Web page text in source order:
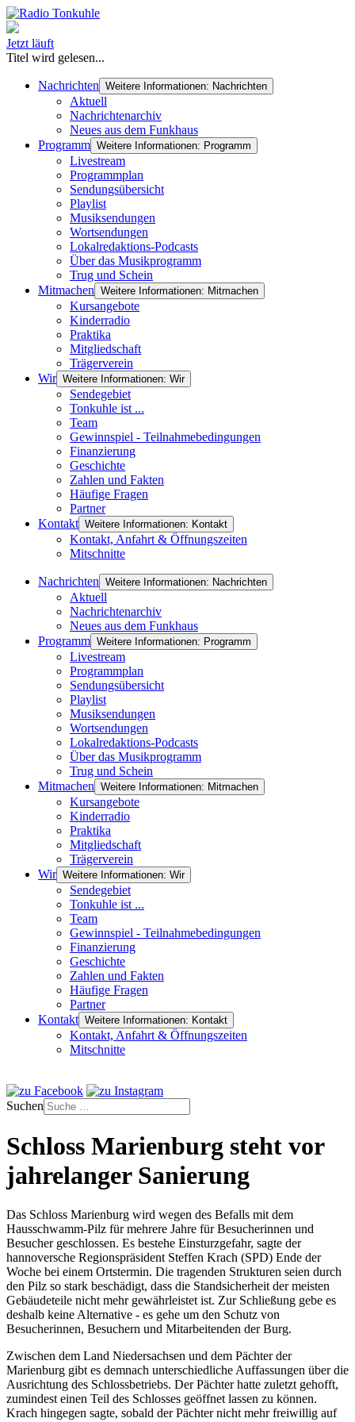
Jetzt läuft
Titel wird gelesen...
Nachrichten Weitere Informationen: Nachrichten
Aktuell
Nachrichtenarchiv
Neues aus dem Funkhaus
Programm Weitere Informationen: Programm
Livestream
Programmplan
Sendungsübersicht
Playlist
Musiksendungen
Wortsendungen
Lokalredaktions-Podcasts
Über das Musikprogramm
Trug und Schein
Mitmachen Weitere Informationen: Mitmachen
Kursangebote
Kinderradio
Praktika
Mitgliedschaft
Trägerverein
Wir Weitere Informationen: Wir
Sendegebiet
Tonkuhle ist ...
Team
Gewinnspiel - Teilnahmebedingungen
Finanzierung
Geschichte
Zahlen und Fakten
Häufige Fragen
Partner
Kontakt Weitere Informationen: Kontakt
Kontakt, Anfahrt & Öffnungszeiten
Mitschnitte
Nachrichten Weitere Informationen: Nachrichten
Aktuell
Nachrichtenarchiv
Neues aus dem Funkhaus
Programm Weitere Informationen: Programm
Livestream
Programmplan
Sendungsübersicht
Playlist
Musiksendungen
Wortsendungen
Lokalredaktions-Podcasts
Über das Musikprogramm
Trug und Schein
Mitmachen Weitere Informationen: Mitmachen
Kursangebote
Kinderradio
Praktika
Mitgliedschaft
Trägerverein
Wir Weitere Informationen: Wir
Sendegebiet
Tonkuhle ist ...
Team
Gewinnspiel - Teilnahmebedingungen
Finanzierung
Geschichte
Zahlen und Fakten
Häufige Fragen
Partner
Kontakt Weitere Informationen: Kontakt
Kontakt, Anfahrt & Öffnungszeiten
Mitschnitte
Suchen
Schloss Marienburg steht vor
jahrelanger Sanierung
Das Schloss Marienburg wird wegen des Befalls mit dem
Hausschwamm-Pilz für mehrere Jahre für Besucherinnen und
Besucher geschlossen. Es bestehe Einsturzgefahr, sagte der
hannoversche Regionspräsident Steffen Krach (SPD) Ende der
Woche bei einem Ortstermin. Die tragenden Strukturen seien durch
den Pilz so stark beschädigt, dass die Standsicherheit der meisten
Gebäudeteile nicht mehr gewährleistet ist. Zur Schließung gebe es
deshalb keine Alternative - es gehe um den Schutz von
Besucherinnen, Besuchern und Mitarbeitenden der Burg.
Zwischen dem Land Niedersachsen und dem Pächter der
Marienburg gibt es demnach unterschiedliche Auffassungen über die
Ausrichtung des Schlossbetriebs. Der Pächter hatte zuletzt gehofft,
zumindest einen Teil des Schlosses geöffnet lassen zu können.
Krach hingegen sagte, sobald der Pächter nicht mehr freiwillig auf